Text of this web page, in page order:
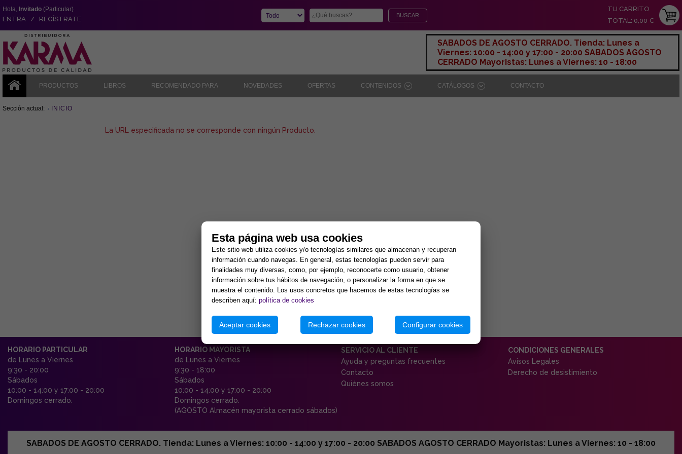
Hola, Invitado (Particular)
ENTRA / REGÍSTRATE
TU CARRITO
TOTAL: 0,00 €
SABADOS DE AGOSTO CERRADO. Tienda: Lunes a
Viernes: 10:00 - 14:00 y 17:00 - 20:00 SABADOS AGOSTO
CERRADO Mayoristas: Lunes a Viernes: 10 - 18:00
PRODUCTOS LIBROS RECOMENDADO PARA NOVEDADES OFERTAS CONTENIDOS CATÁLOGOS CONTACTO
Sección actual: INICIO
La URL especificada no se corresponde con ningún Producto.
HORARIO PARTICULAR
de Lunes a Viernes
9:30 - 20:00
Sábados
10:00 - 14:00 y 17:00 - 20:00
Domingos cerrado.
HORARIO MAYORISTA
de Lunes a Viernes
9:30 - 18:00
Sábados
10:00 - 14:00 y 17:00 - 20:00
Domingos cerrado.
(AGOSTO Almacén mayorista cerrado sábados)
SERVICIO AL CLIENTE
Ayuda y preguntas frecuentes
Contacto
Quiénes somos
CONDICIONES GENERALES
Avisos Legales
Derecho de desistimiento
SABADOS DE AGOSTO CERRADO. Tienda: Lunes a Viernes: 10:00 - 14:00 y 17:00 - 20:00 SABADOS AGOSTO CERRADO Mayoristas: Lunes a Viernes: 10 - 18:00
Esta página web usa cookies
Este sitio web utiliza cookies y/o tecnologías similares que almacenan y recuperan
información cuando navegas. En general, estas tecnologías pueden servir para
finalidades muy diversas, como, por ejemplo, reconocerte como usuario, obtener
información sobre tus hábitos de navegación, o personalizar la forma en que se
muestra el contenido. Los usos concretos que hacemos de estas tecnologías se
describen aquí: política de cookies
Aceptar cookies Rechazar cookies Configurar cookies